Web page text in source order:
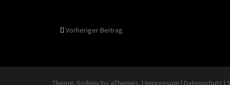
Vorheriger Beitrag
Theme: Sydney by aThemes. | Impressum | Datenschutz |